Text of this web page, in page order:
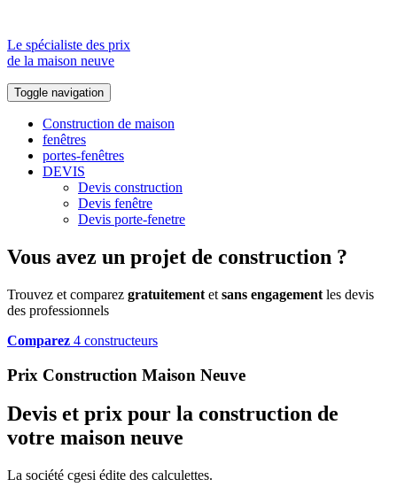
Le spécialiste des prix
de la maison neuve
Toggle navigation
Construction de maison
fenêtres
portes-fenêtres
DEVIS
Devis construction
Devis fenêtre
Devis porte-fenetre
Vous avez un projet de construction ?
Trouvez et comparez gratuitement et sans engagement les devis
des professionnels
Comparez 4 constructeurs
Prix Construction Maison Neuve
Devis et prix pour la construction de
votre maison neuve
La société cgesi édite des calculettes.